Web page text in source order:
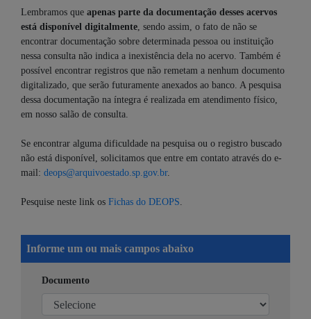
Lembramos que apenas parte da documentação desses acervos
está disponível digitalmente , sendo assim, o fato de não se
encontrar documentação sobre determinada pessoa ou instituição
nessa consulta não indica a inexistência dela no acervo. Também é
possível encontrar registros que não remetam a nenhum documento
digitalizado, que serão futuramente anexados ao banco. A pesquisa
dessa documentação na íntegra é realizada em atendimento físico,
em nosso salão de consulta.
Se encontrar alguma dificuldade na pesquisa ou o registro buscado
não está disponível, solicitamos que entre em contato através do e-
mail: deops@arquivoestado.sp.gov.br.
Pesquise neste link os Fichas do DEOPS
Informe um ou mais campos abaixo
Documento